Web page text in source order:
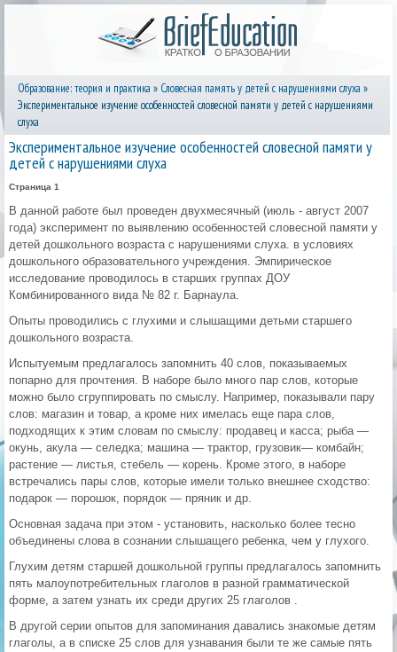
Образование: теория и практика » Словесная память у детей с нарушениями слуха »
Экспериментальное изучение особенностей словесной памяти у детей с нарушениями
слуха
Экспериментальное изучение особенностей словесной памяти у
детей с нарушениями слуха
Страница 1
В данной работе был проведен двухмесячный (июль - август 2007
года) эксперимент по выявлению особенностей словесной памяти у
детей дошкольного возраста с нарушениями слуха. в условиях
дошкольного образовательного учреждения. Эмпирическое
исследование проводилось в старших группах ДОУ
Комбинированного вида № 82 г. Барнаула.
Опыты проводились с глухими и слышащими детьми старшего
дошкольного возраста.
Испытуемым предлагалось запомнить 40 слов, показываемых
попарно для прочтения. В наборе было много пар слов, которые
можно было сгруппировать по смыслу. Например, показывали пару
слов: магазин и товар, а кроме них имелась еще пара слов,
подходящих к этим словам по смыслу: продавец и касса; рыба —
окунь, акула — селедка; машина — трактор, грузовик— комбайн;
растение — листья, стебель — корень. Кроме этого, в наборе
встречались пары слов, которые имели только внешнее сходство:
подарок — порошок, порядок — пряник и др.
Основная задача при этом - установить, насколько более тесно
объединены слова в сознании слышащего ребенка, чем у глухого.
Глухим детям старшей дошкольной группы предлагалось запомнить
пять малоупотребительных глаголов в разной грамматической
форме, а затем узнать их среди других 25 глаголов .
В другой серии опытов для запоминания давались знакомые детям
глаголы, а в списке 25 слов для узнавания были те же самые пять